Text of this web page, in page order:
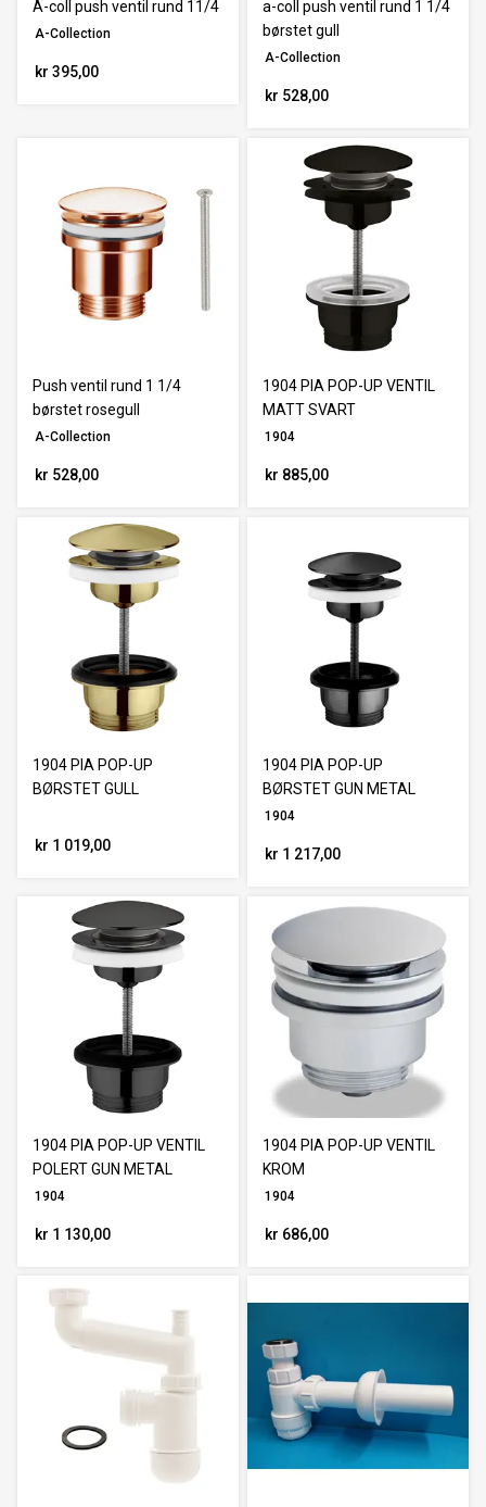
A-coll push ventil rund 11/4
A-Collection
kr 395,00
a-coll push ventil rund 1 1/4
børstet gull
A-Collection
kr 528,00
Push ventil rund 1 1/4
børstet rosegull
A-Collection
kr 528,00
1904 PIA POP-UP VENTIL
MATT SVART
1904
kr 885,00
1904 PIA POP-UP
BØRSTET GULL
kr 1 019,00
1904 PIA POP-UP
BØRSTET GUN METAL
1904
kr 1 217,00
1904 PIA POP-UP VENTIL
POLERT GUN METAL
1904
kr 1 130,00
1904 PIA POP-UP VENTIL
KROM
1904
kr 686,00